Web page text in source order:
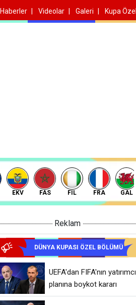
Haberler Videolar Galeri Kupa Özel
EKV FAS FIL FRA GAL
Reklam
DÜNYA KUPASI ÖZEL BÖLÜMÜ
UEFA'dan FIFA'nın yatırımcı
planına boykot kararı